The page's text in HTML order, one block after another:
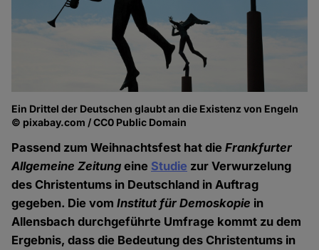
Ein Drittel der Deutschen glaubt an die Existenz von Engeln
© pixabay.com / CC0 Public Domain
Passend zum Weihnachtsfest hat dieFrankfurter
Allgemeine Zeitung eine Studie zur Verwurzelung
des Christentums in Deutschland in Auftrag
gegeben. Die vomInstitut für Demoskopie in
Allensbach durchgeführte Umfrage kommt zu dem
Ergebnis, dass die Bedeutung des Christentums in